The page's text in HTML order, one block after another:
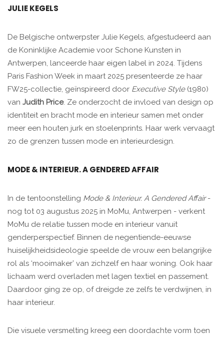
JULIE KEGELS
De Belgische ontwerpster Julie Kegels, afgestudeerd aan
de Koninklijke Academie voor Schone Kunsten in
Antwerpen, lanceerde haar eigen label in 2024. Tijdens
Paris Fashion Week in maart 2025 presenteerde ze haar
FW25-collectie, geïnspireerd door Executive Style(1980)
van Judith Price. Ze onderzocht de invloed van design op
identiteit en bracht mode en interieur samen met onder
meer een houten jurk en stoelenprints. Haar werk vervaagt
zo de grenzen tussen mode en interieurdesign.
MODE & INTERIEUR. A GENDERED AFFAIR
In de tentoonstelling Mode & Interieur. A Gendered Affair-
nog tot 03 augustus 2025 in MoMu, Antwerpen - verkent
MoMu de relatie tussen mode en interieur vanuit
genderperspectief. Binnen de negentiende-eeuwse
huiselijkheidsideologie speelde de vrouw een belangrijke
rol als ‘mooimaker’ van zichzelf en haar woning. Ook haar
lichaam werd overladen met lagen textiel en passement.
Daardoor ging ze op, of dreigde ze zelfs te verdwijnen, in
haar interieur.
Die visuele versmelting kreeg een doordachte vorm toen